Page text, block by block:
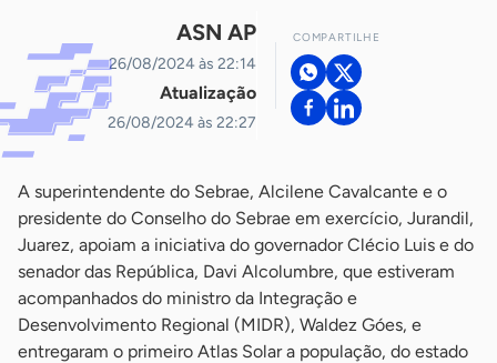
ASN AP
26/08/2024 às 22:14
Atualização
26/08/2024 às 22:27
COMPARTILHE
A superintendente do Sebrae, Alcilene Cavalcante e o
presidente do Conselho do Sebrae em exercício, Jurandil,
Juarez, apoiam a iniciativa do governador Clécio Luis e do
senador das República, Davi Alcolumbre, que estiveram
acompanhados do ministro da Integração e
Desenvolvimento Regional (MIDR), Waldez Góes, e
entregaram o primeiro Atlas Solar a população, do estado